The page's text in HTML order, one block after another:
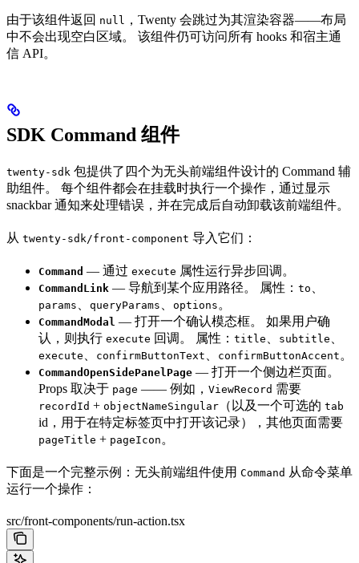
由于该组件返回 null ，Twenty 会跳过为其渲染容器——布局
中不会出现空白区域。 该组件仍可访问所有 hooks 和宿主通
信 API。
SDK Command 组件
twenty-sdk 包提供了四个为无头前端组件设计的 Command 辅
助组件。 每个组件都会在挂载时执行一个操作，通过显示
snackbar 通知来处理错误，并在完成后自动卸载该前端组件。
从 twenty-sdk/front-component 导入它们：
Command — 通过 execute 属性运行异步回调。
CommandLink — 导航到某个应用路径。 属性： to 、
params 、 queryParams 、 options。
CommandModal — 打开一个确认模态框。 如果用户确
认，则执行 execute 回调。 属性： title 、 subtitle 、
execute 、 confirmButtonText 、 confirmButtonAccent。
CommandOpenSidePanelPage — 打开一个侧边栏页面。
Props 取决于 page —— 例如， ViewRecord 需要
recordId + objectNameSingular （以及一个可选的 tab
id，用于在特定标签页中打开该记录），其他页面需要
pageTitle + pageIcon。
下面是一个完整示例：无头前端组件使用 Command 从命令菜单
运行一个操作：
src/front-components/run-action.tsx